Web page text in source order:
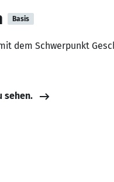
Basis
dem Schwerpunkt
sehen.